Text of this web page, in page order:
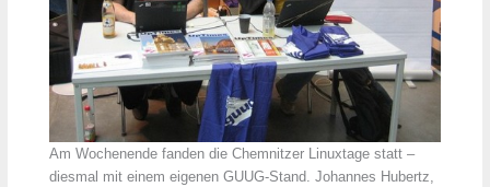
Am Wochenende fanden die Chemnitzer Linuxtage statt –
diesmal mit einem eigenen GUUG-Stand. Johannes Hubertz,